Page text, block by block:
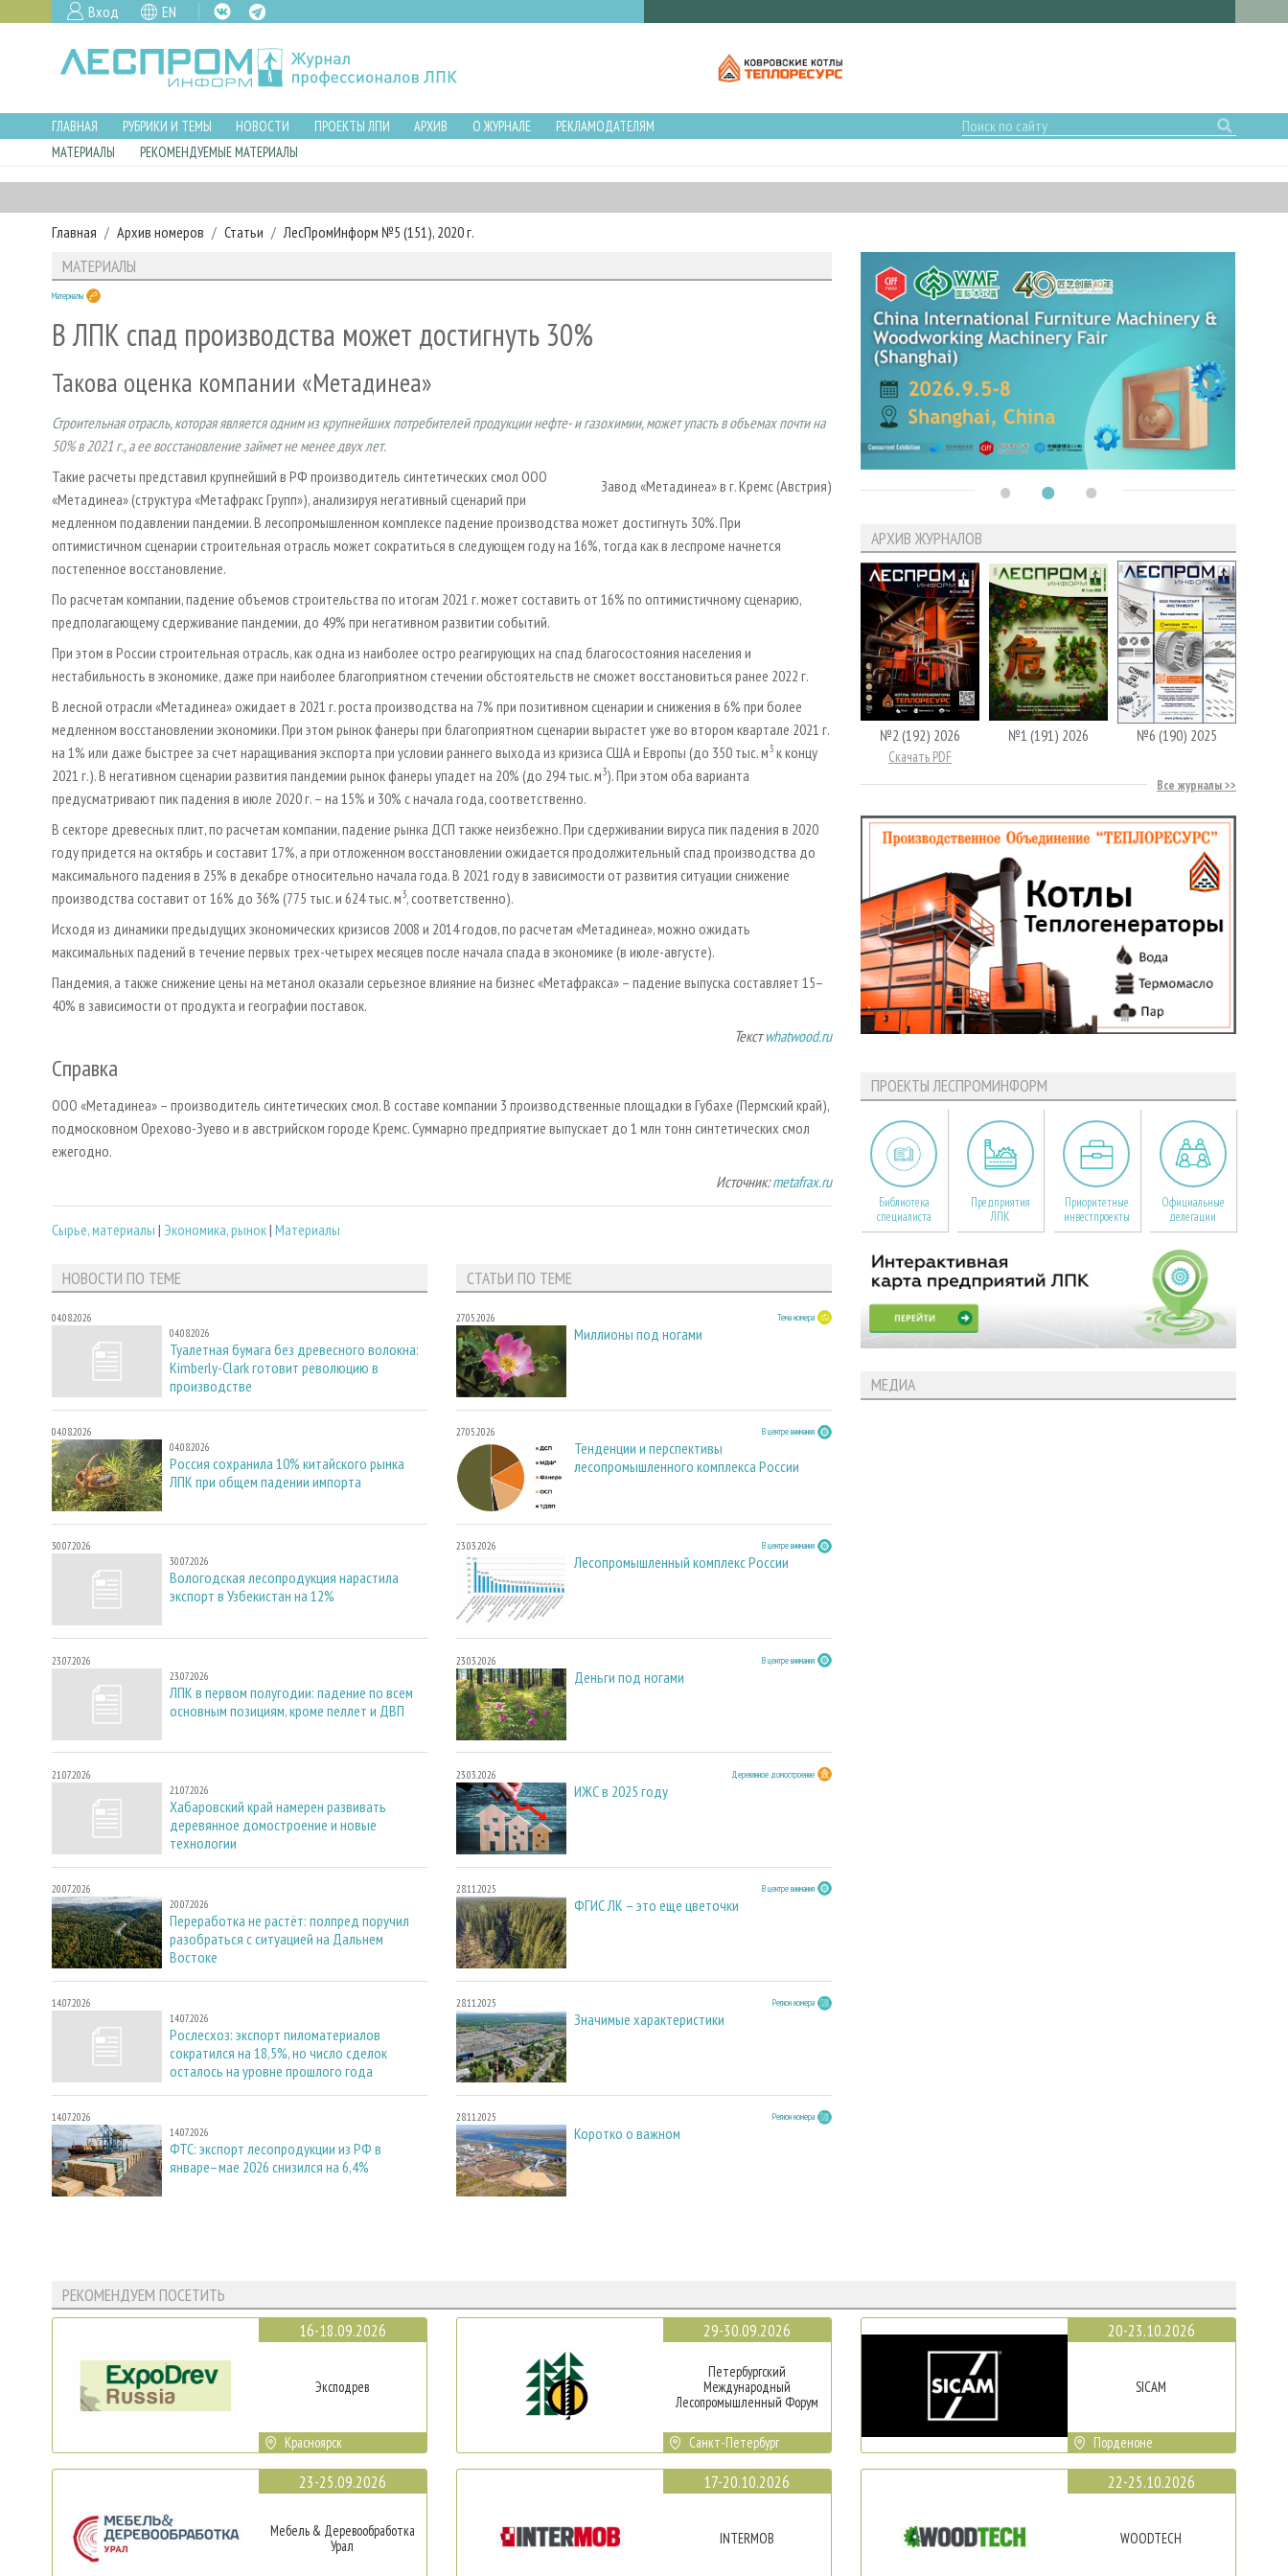
Вход EN
ГЛАВНАЯ РУБРИКИ И ТЕМЫ НОВОСТИ ПРОЕКТЫ ЛПИ АРХИВ О ЖУРНАЛЕ
РЕКЛАМОДАТЕЛЯМ
МАТЕРИАЛЫ
РЕКОМЕНДУЕМЫЕ МАТЕРИАЛЫ
Главная Архив номеров Статьи ЛесПромИнформ №5 (151), 2020 г.
МАТЕРИАЛЫ
Материалы
В ЛПК спад производства может достигнуть 30%
Такова оценка компании «Метадинеа»
Строительная отрасль, которая является одним из крупнейших потребителей продукции нефте- и газохимии, может упасть в объемах почти на
50% в 2021 г., а ее восстановление займет не менее двух лет.
Завод «Метадинеа» в г. Кремс (Австрия)
Такие расчеты представил крупнейший в РФ производитель синтетических смол ООО
«Метадинеа» (структура «Метафракс Групп»), анализируя негативный сценарий при
медленном подавлении пандемии. В лесопромышленном комплексе падение производства может достигнуть 30%. При
оптимистичном сценарии строительная отрасль может сократиться в следующем году на 16%, тогда как в леспроме начнется
постепенное восстановление.
По расчетам компании, падение объемов строительства по итогам 2021 г. может составить от 16% по оптимистичному сценарию,
предполагающему сдерживание пандемии, до 49% при негативном развитии событий.
При этом в России строительная отрасль, как одна из наиболее остро реагирующих на спад благосостояния населения и
нестабильность в экономике, даже при наиболее благоприятном стечении обстоятельств не сможет восстановиться ранее 2022 г.
В лесной отрасли «Метадинеа» ожидает в 2021 г. роста производства на 7% при позитивном сценарии и снижения в 6% при более
медленном восстановлении экономики. При этом рынок фанеры при благоприятном сценарии вырастет уже во втором квартале 2021 г.
на 1% или даже быстрее за счет наращивания экспорта при условии раннего выхода из кризиса США и Европы (до 350 тыс. м3 к концу
2021 г.). В негативном сценарии развития пандемии рынок фанеры упадет на 20% (до 294 тыс. м3). При этом оба варианта
предусматривают пик падения в июле 2020 г. – на 15% и 30% с начала года, соответственно.
В секторе древесных плит, по расчетам компании, падение рынка ДСП также неизбежно. При сдерживании вируса пик падения в 2020
году придется на октябрь и составит 17%, а при отложенном восстановлении ожидается продолжительный спад производства до
максимального падения в 25% в декабре относительно начала года. В 2021 году в зависимости от развития ситуации снижение
производства составит от 16% до 36% (775 тыс. и 624 тыс. м3, соответственно).
Исходя из динамики предыдущих экономических кризисов 2008 и 2014 годов, по расчетам «Метадинеа», можно ожидать
максимальных падений в течение первых трех-четырех месяцев после начала спада в экономике (в июле-августе).
Пандемия, а также снижение цены на метанол оказали серьезное влияние на бизнес «Метафракса» – падение выпуска составляет 15–
40% в зависимости от продукта и географии поставок.
Текстwhatwood.ru
Справка
ООО «Метадинеа» – производитель синтетических смол. В составе компании 3 производственные площадки в Губахе (Пермский край),
подмосковном Орехово-Зуево и в австрийском городе Кремс. Суммарно предприятие выпускает до 1 млн тонн синтетических смол
ежегодно.
Источник:metafrax.ru
Сырье, материалы | Экономика, рынок| Материалы
НОВОСТИ ПО ТЕМЕ
04.08.2026
04.08.2026
Туалетная бумага без древесного волокна:
Kimberly-Clark готовит революцию в
производстве
04.08.2026
04.08.2026
Россия сохранила 10% китайского рынка
ЛПК при общем падении импорта
30.07.2026
30.07.2026
Вологодская лесопродукция нарастила
экспорт в Узбекистан на 12%
23.07.2026
23.07.2026
ЛПК в первом полугодии: падение по всем
основным позициям, кроме пеллет и ДВП
21.07.2026
21.07.2026
Хабаровский край намерен развивать
деревянное домостроение и новые
технологии
20.07.2026
20.07.2026
Переработка не растёт: полпред поручил
разобраться с ситуацией на Дальнем
Востоке
14.07.2026
14.07.2026
Рослесхоз: экспорт пиломатериалов
сократился на 18,5%, но число сделок
осталось на уровне прошлого года
14.07.2026
14.07.2026
ФТС: экспорт лесопродукции из РФ в
январе–мае 2026 снизился на 6,4%
СТАТЬИ ПО ТЕМЕ
27.05.2026 Тема номера
Миллионы под ногами
27.05.2026 В центре внимания
Тенденции и перспективы
лесопромышленного комплекса России
23.03.2026 В центре внимания
Лесопромышленный комплекс России
23.03.2026 В центре внимания
Деньги под ногами
23.03.2026 Деревянное домостроение
ИЖС в 2025 году
28.11.2025 В центре внимания
ФГИС ЛК – это еще цветочки
28.11.2025 Регион номера
Значимые характеристики
28.11.2025 Регион номера
Коротко о важном
АРХИВ ЖУРНАЛОВ
№2 (192) 2026
Скачать PDF
№1 (191) 2026 №6 (190) 2025
Все журналы
ПРОЕКТЫ ЛЕСПРОМИНФОРМ
Библиотека
специалиста
Предприятия
ЛПК
Приоритетные
инвестпроекты
Официальные
делегации
МЕДИА
РЕКОМЕНДУЕМ ПОСЕТИТЬ
16-18.09.2026
Эксподрев
Красноярск
23-25.09.2026
Мебель & Деревообработка
Урал
29-30.09.2026
Петербургский
Международный
Лесопромышленный Форум
Санкт-Петербург
17-20.10.2026
INTERMOB
20-23.10.2026
SICAM
Порденоне
22-25.10.2026
WOODTECH